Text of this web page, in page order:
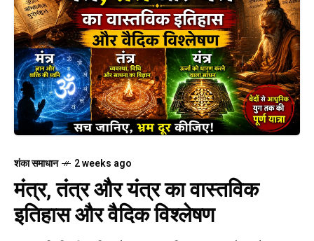
शंका समाधान 2 weeks ago
मंत्र, तंत्र और यंत्र का वास्तविक
इतिहास और वैदिक विश्लेषण